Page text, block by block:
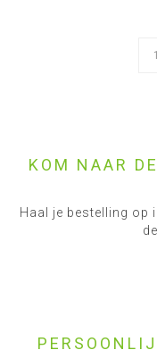
KOM NAAR
Haal je bestelling op